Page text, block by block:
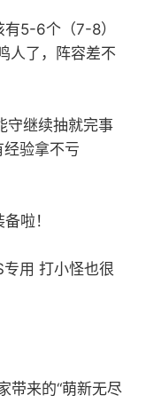
5-6个（7-8）
人了，阵容差不
守继续抽就完事
验拿不亏
啦！
用 打小怪也很
带来的“萌新无尽